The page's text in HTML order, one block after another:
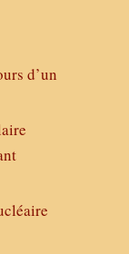
d’un